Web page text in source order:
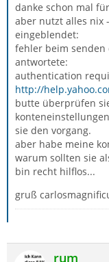
danke schon mal
aber nutzt alles nix
eingeblendet:
fehler beim
antwortete:
authentication
http://
butte überprüfen
sie den vorgang.
aber habe meine
warum sollten sie
bin recht hilflos...
gruß
rum